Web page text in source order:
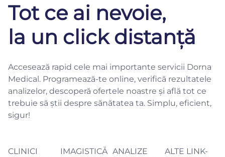
Tot ce ai nevoie,
la un click distanță
Accesează rapid cele mai importante servicii Dorna
Medical. Programează-te online, verifică rezultatele
analizelor, descoperă ofertele noastre și află tot ce
trebuie să știi despre sănătatea ta. Simplu, eficient,
sigur!
CLINICI
IMAGISTICĂ ANALIZE
ALTE LINK-